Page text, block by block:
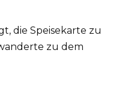
die Speisekarte zu
zu dem